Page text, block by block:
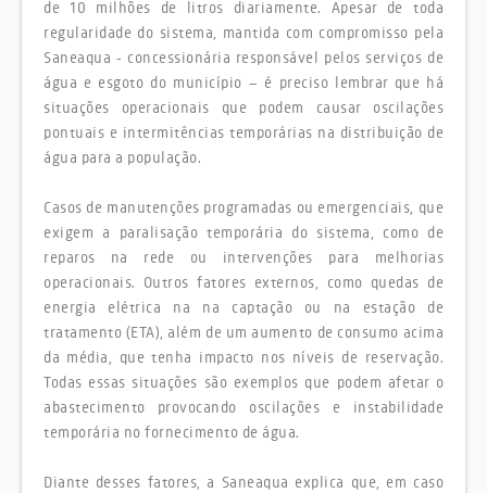
de 10 milhões de litros diariamente. Apesar de toda
regularidade do sistema, mantida com compromisso pela
Saneaqua - concessionária responsável pelos serviços de
água e esgoto do município – é preciso lembrar que há
situações operacionais que podem causar oscilações
pontuais e intermitências temporárias na distribuição de
água para a população.
Casos de manutenções programadas ou emergenciais, que
exigem a paralisação temporária do sistema, como de
reparos na rede ou intervenções para melhorias
operacionais. Outros fatores externos, como quedas de
energia elétrica na na captação ou na estação de
tratamento (ETA), além de um aumento de consumo acima
da média, que tenha impacto nos níveis de reservação.
Todas essas situações são exemplos que podem afetar o
abastecimento provocando oscilações e instabilidade
temporária no fornecimento de água.
Diante desses fatores, a Saneaqua explica que, em caso